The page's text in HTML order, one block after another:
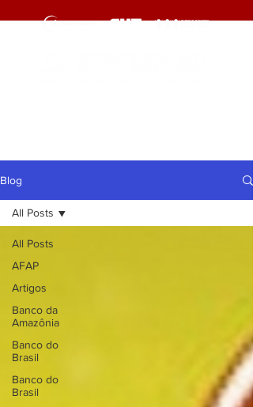
Blog
All Posts
AFAP
Artigos
Banco da
Amazônia
Banco do
Brasil
Banco do
Brasil
All Posts